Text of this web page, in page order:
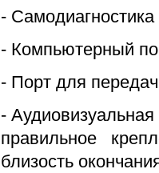
- Самодиагностика
- Компьютерный
- Порт для
-
правильное
близость